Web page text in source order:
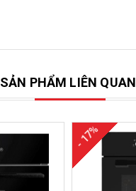
SẢN PHẨM LIÊN QUAN
- 17%